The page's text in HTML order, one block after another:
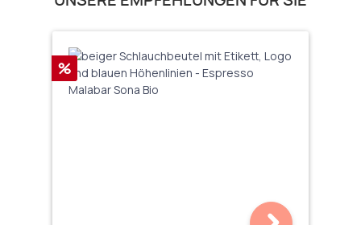
Rabatt
%